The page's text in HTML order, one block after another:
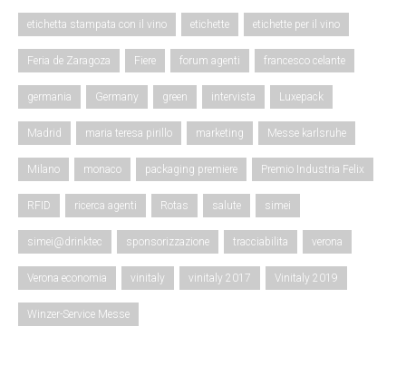
etichetta stampata con il vino etichette etichette per il vino
Feria de Zaragoza Fiere forum agenti francesco celante
germania Germany green intervista Luxepack
Madrid maria teresa pirillo marketing Messe karlsruhe
Milano monaco packaging premiere Premio Industria Felix
RFID ricerca agenti Rotas salute simei
simei@drinktec sponsorizzazione tracciabilita verona
Verona economia vinitaly vinitaly 2017 Vinitaly 2019
Winzer-Service Messe